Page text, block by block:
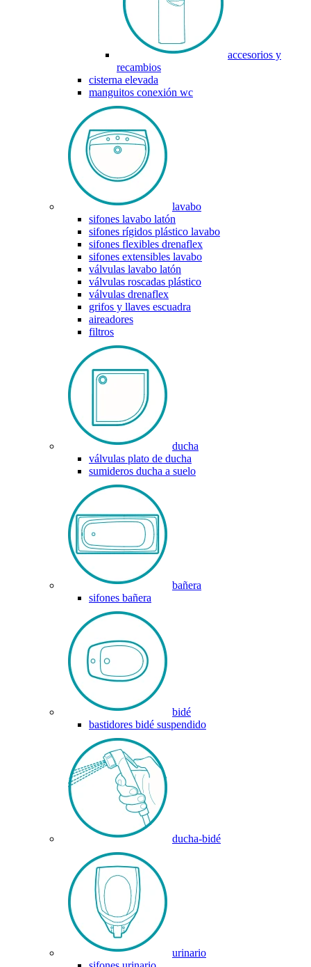
accesorios y
recambios
cisterna elevada
manguitos conexión wc
lavabo
sifones lavabo latón
sifones rígidos plástico lavabo
sifones flexibles drenaflex
sifones extensibles lavabo
válvulas lavabo latón
válvulas roscadas plástico
válvulas drenaflex
grifos y llaves escuadra
aireadores
filtros
ducha
válvulas plato de ducha
sumideros ducha a suelo
bañera
sifones bañera
bidé
bastidores bidé suspendido
ducha-bidé
urinario